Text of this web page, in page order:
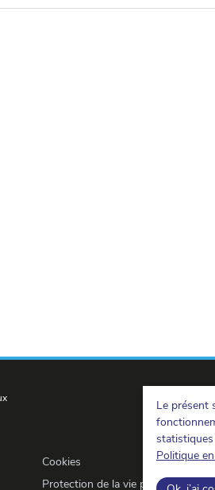
Le présent
statistiques
Politique
Cookies
Protection de la vie privée